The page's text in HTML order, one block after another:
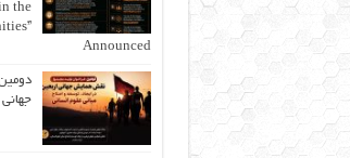
the
Announced